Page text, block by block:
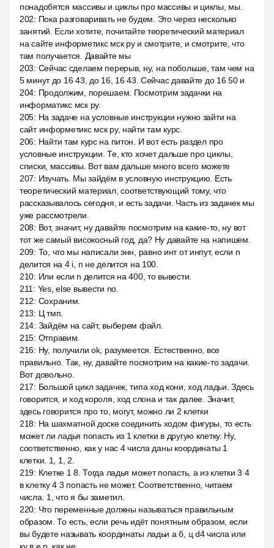
понадобятся массивы и циклы про массивы и циклы, мы.
202: Пока разговаривать не будем. Это через несколько
занятий. Если хотите, почитайте теоретический материал
на сайте информетикс мск ру и смотрите, и смотрите, что
там получается. Давайте мы
203: Сейчас сделаем перерыв, ну, на побольше, там чем на
5 минут до 16 43, до 16, 16 43. Сейчас давайте до 16 50 и
204: Продолжим, порешаем. Посмотрим задачки на
информатикс мск ру.
205: На задаче на условные инструкции нужно зайти на
сайт информетикс мск ру, найти там курс.
206: Найти там курс на питон. И вот есть раздел про
условные инструкции. Те, кто хочет дальше про циклы,
списки, массивы. Вот вам дальше много всего можете
207: Изучать. Мы зайдём в условную инструкцию. Есть
теоретический материал, соответствующий тому, что
рассказывалось сегодня, и есть задачи. Часть из задачек мы
уже рассмотрели.
208: Вот, значит, ну давайте посмотрим на какие-то, ну вот
тот же самый високосный год, да? Ну давайте на напишем.
209: То, что мы написали энн, равно инт от инпут, если n
делится на 4 i, n не делится на 100.
210: Или если n делится на 400, то вывести.
211 : Yes, else вывести no.
212: Сохраним.
213: Ц тмп.
214: Зайдём на сайт, выберем файл.
215: Отправим.
216: Ну, получили ok, разумеется. Естественно, все
правильно. Так, ну, давайте посмотрим на какие-то задачи.
Вот довольно.
217: Большой цикл задачек, типа ход кони, ход ладьи. Здесь
говорится, и ход короля, ход слона и так далее. Значит,
здесь говорится про то, могут, можно ли 2 клетки
218: На шахматной доске соединить ходом фигуры, то есть
может ли ладья попасть из 1 клетки в другую клетку. Ну,
соответственно, как у нас 4 числа даны координаты 1
клетки. 1, 1, 2.
219: Клетке 1 8. Тогда ладья может попасть, а из клетки 3 4
в клетку 4 3 попасть не может. Соответственно, читаем
числа. 1, что я бы заметил.
220: Что переменные должны называться правильным
образом. То есть, если речь идёт понятным образом, если
вы будете называть координаты ладьи а б, ц d4 числа или